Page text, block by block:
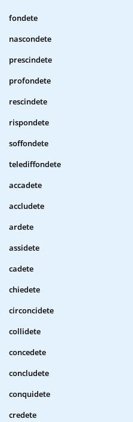
fondete
nascondete
prescindete
profondete
rescindete
rispondete
soffondete
telediffondete
accadete
accludete
ardete
assidete
cadete
chiedete
circoncidete
collidete
concedete
concludete
conquidete
credete